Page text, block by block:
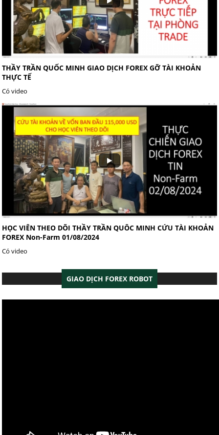
THẦY TRẦN QUỐC MINH GIAO DỊCH FOREX GỠ TÀI KHOẢN
THỰC TẾ
Có video
HỌC VIÊN THEO DÕI THẦY TRẦN QUÔC MINH CỨU TÀI KHOẢN
FOREX Non-Farm 01/08/2024
Có video
GIAO DỊCH FOREX ROBOT